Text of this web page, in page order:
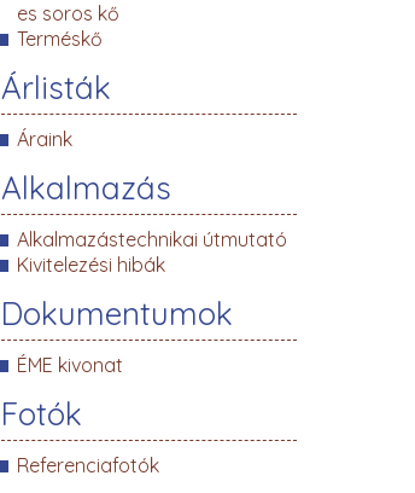
es soros kő
Terméskő
Árlisták
Áraink
Alkalmazás
Alkalmazástechnikai útmutató
Kivitelezési hibák
Dokumentumok
ÉME kivonat
Fotók
Referenciafotók